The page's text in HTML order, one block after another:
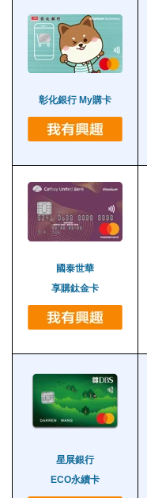
彰化銀行 My購卡
國泰世華
享購鈦金卡
星展銀行
ECO永續卡